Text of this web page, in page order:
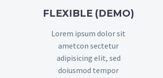
FLEXIBLE (DEMO)
Lorem ipsum dolor sit
ametcon sectetur
adipisicing elit, sed
doiusmod tempor